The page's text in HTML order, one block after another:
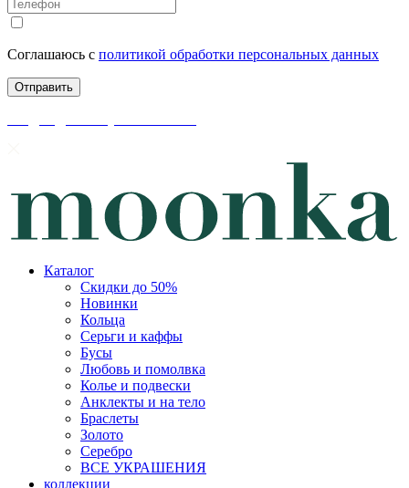
Соглашаюсь с политикой обработки персональных данных
Каталог
Скидки до 50%
Новинки
Кольца
Серьги и каффы
Бусы
Любовь и помолвка
Колье и подвески
Анклекты и на тело
Браслеты
Золото
Серебро
ВСЕ УКРАШЕНИЯ
коллекции